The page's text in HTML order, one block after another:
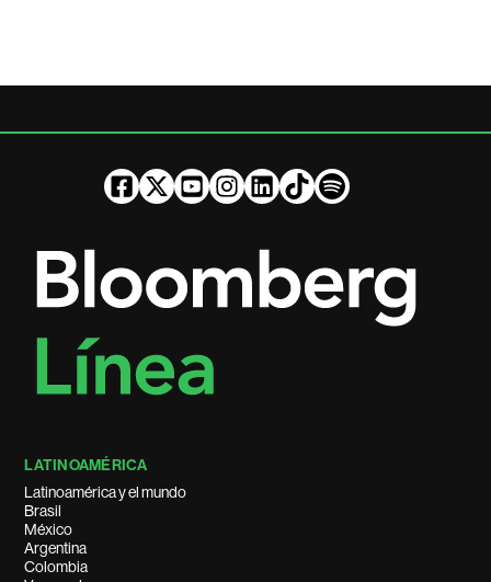
LATINOAMÉRICA
Latinoamérica y el mundo
Brasil
México
Argentina
Colombia